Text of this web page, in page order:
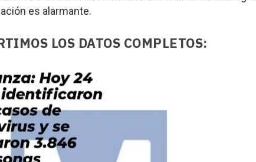
es alarmante.
LOS DATOS COMPLETOS: